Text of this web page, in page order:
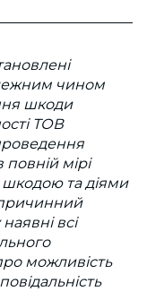
чином
шкоди
ТОВ
повній мірі
шкодою та діями
всі
можливість